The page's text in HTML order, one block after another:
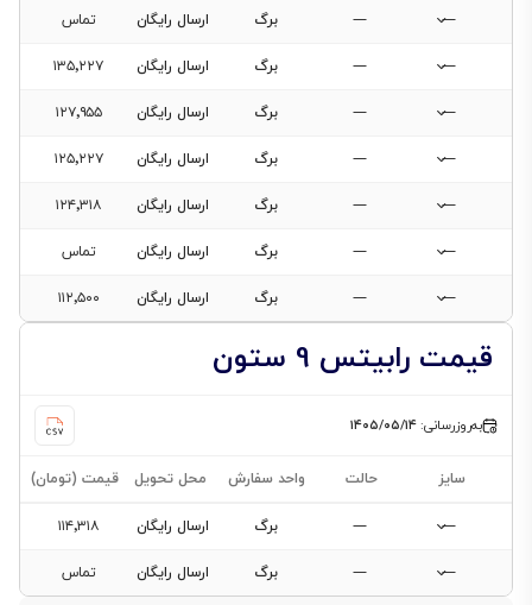
—
— برگ ارسال رایگان تماس
—
— برگ ارسال رایگان ۱۳۵٬۲۲۷
—
— برگ ارسال رایگان ۱۲۷٬۹۵۵
—
— برگ ارسال رایگان ۱۲۵٬۲۲۷
—
— برگ ارسال رایگان ۱۲۴٬۳۱۸
—
— برگ ارسال رایگان تماس
—
— برگ ارسال رایگان ۱۱۲٬۵۰۰
قیمت رابیتس 9 ستون
به‌روزرسانی:۱۴۰۵/۰۵/۱۴
سایز حالت واحد سفارش محل تحویل قیمت (تومان)
—
— برگ ارسال رایگان ۱۱۴٬۳۱۸
—
— برگ ارسال رایگان تماس